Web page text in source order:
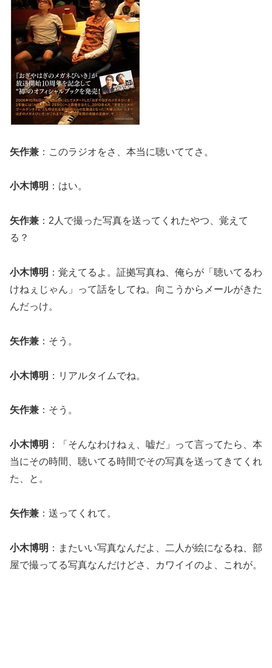
矢作兼 ：このラジオをさ、本当に聴いててさ。
小木博明 ：はい。
矢作兼 ：2人で撮った写真を送ってくれたやつ、覚えて
る？
小木博明 ：覚えてるよ。証拠写真ね、俺らが「聴いてるわ
けねぇじゃん」って話をしてね。向こうからメールがきた
んだっけ。
矢作兼 ：そう。
小木博明 ：リアルタイムでね。
矢作兼 ：そう。
小木博明 ：「そんなわけねぇ、嘘だ」って言ってたら、本
当にその時間、聴いてる時間でその写真を送ってきてくれ
た、と。
矢作兼 ：送ってくれて。
小木博明 ：またいい写真なんだよ、二人が絵になるね、部
屋で撮ってる写真なんだけどさ、カワイイのよ、これが。